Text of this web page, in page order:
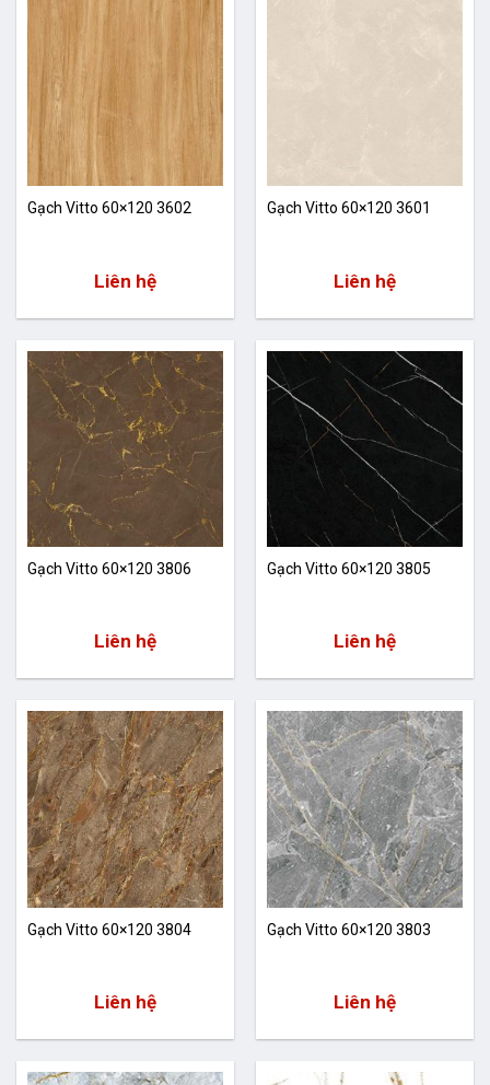
Gạch Vitto 60×120 3602
Liên hệ
Gạch Vitto 60×120 3601
Liên hệ
Gạch Vitto 60×120 3806
Liên hệ
Gạch Vitto 60×120 3805
Liên hệ
Gạch Vitto 60×120 3804
Liên hệ
Gạch Vitto 60×120 3803
Liên hệ